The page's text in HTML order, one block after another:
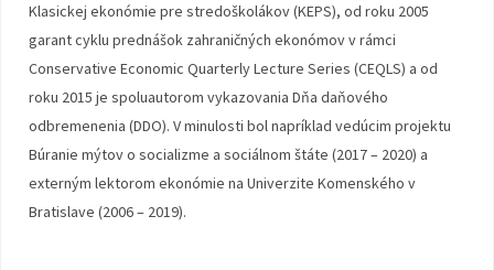
Klasickej ekonómie pre stredoškolákov (KEPS), od roku 2005
garant cyklu prednášok zahraničných ekonómov v rámci
Conservative Economic Quarterly Lecture Series (CEQLS) a od
roku 2015 je spoluautorom vykazovania Dňa daňového
odbremenenia (DDO). V minulosti bol napríklad vedúcim projektu
Búranie mýtov o socializme a sociálnom štáte (2017 – 2020) a
externým lektorom ekonómie na Univerzite Komenského v
Bratislave (2006 – 2019).